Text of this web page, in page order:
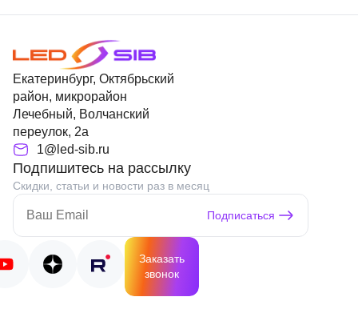
Екатеринбург, Октябрьский
район, микрорайон
Лечебный, Волчанский
переулок, 2а
1@led-sib.ru
Подпишитесь на рассылку
Скидки, статьи и новости раз в месяц
Подписаться
Заказать
звонок